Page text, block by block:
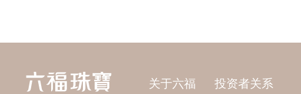
关于六福 投资者关系